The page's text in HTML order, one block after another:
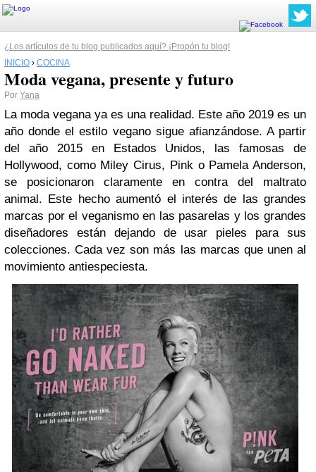
¿Los artículos de tu blog publicados aquí? ¡Propón tu blog!
INICIO › COCINA
Moda vegana, presente y futuro
Por Yana
La moda vegana ya es una realidad. Este año 2019 es un
año donde el estilo vegano sigue afianzándose. A partir
del año 2015 en Estados Unidos, las famosas de
Hollywood, como Miley Cirus, Pink o Pamela Anderson,
se posicionaron claramente en contra del maltrato
animal. Este hecho aumentó el interés de las grandes
marcas por el veganismo en las pasarelas y los grandes
diseñadores están dejando de usar pieles para sus
colecciones. Cada vez son más las marcas que unen al
movimiento antiespeciesta.